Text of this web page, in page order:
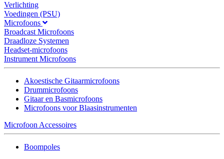
Verlichting
Voedingen (PSU)
Microfoons
Broadcast Microfoons
Draadloze Systemen
Headset-microfoons
Instrument Microfoons
Akoestische Gitaarmicrofoons
Drummicrofoons
Gitaar en Basmicrofoons
Microfoons voor Blaasinstrumenten
Microfoon Accessoires
Boompoles